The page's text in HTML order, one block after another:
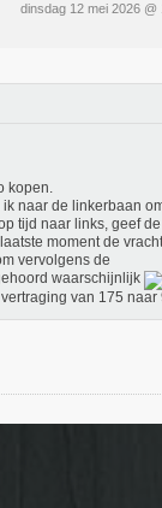
dinsdag 12 mei 2026 @
kopen.
naar de linkerbaan
tijd naar links, geef
moment de
vervolgens de
waarschijnlijk
van 175 naar